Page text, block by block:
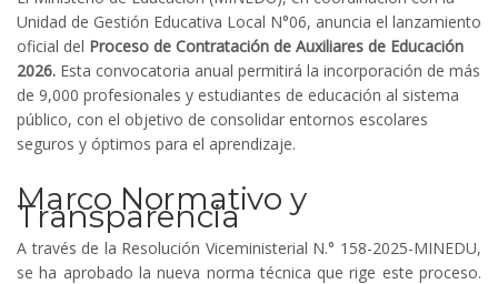
Unidad de Gestión Educativa Local N°06, anuncia el lanzamiento
oficial del Proceso de Contratación de Auxiliares de Educación
2026. Esta convocatoria anual permitirá la incorporación de más
de 9,000 profesionales y estudiantes de educación al sistema
público, con el objetivo de consolidar entornos escolares
seguros y óptimos para el aprendizaje.
Marco Normativo y
Transparencia
A través de la Resolución Viceministerial N.° 158-2025-MINEDU,
se ha aprobado la nueva norma técnica que rige este proceso.